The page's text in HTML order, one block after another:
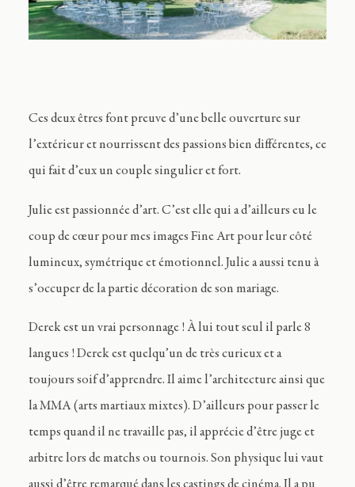
Ces deux êtres font preuve d’une belle ouverture sur
l’extérieur et nourrissent des passions bien différentes, ce
qui fait d’eux un couple singulier et fort.
Julie est passionnée d’art. C’est elle qui a d’ailleurs eu le
coup de cœur pour mes images Fine Art pour leur côté
lumineux, symétrique et émotionnel. Julie a aussi tenu à
s’occuper de la partie décoration de son mariage.
Derek est un vrai personnage ! À lui tout seul il parle 8
langues ! Derek est quelqu’un de très curieux et a
toujours soif d’apprendre. Il aime l’architecture ainsi que
la MMA (arts martiaux mixtes). D’ailleurs pour passer le
temps quand il ne travaille pas, il apprécie d’être juge et
arbitre lors de matchs ou tournois. Son physique lui vaut